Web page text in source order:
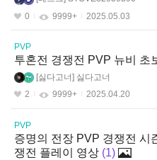
0
9999+ 2025.05.03
PVP
투혼전 경쟁전 PVP 뉴비 초
싫다고너
싫다고너
2
9999+ 2025.04.20
PVP
증명의 전장 PVP 경쟁전 시
쟁전 플레이 영상 1